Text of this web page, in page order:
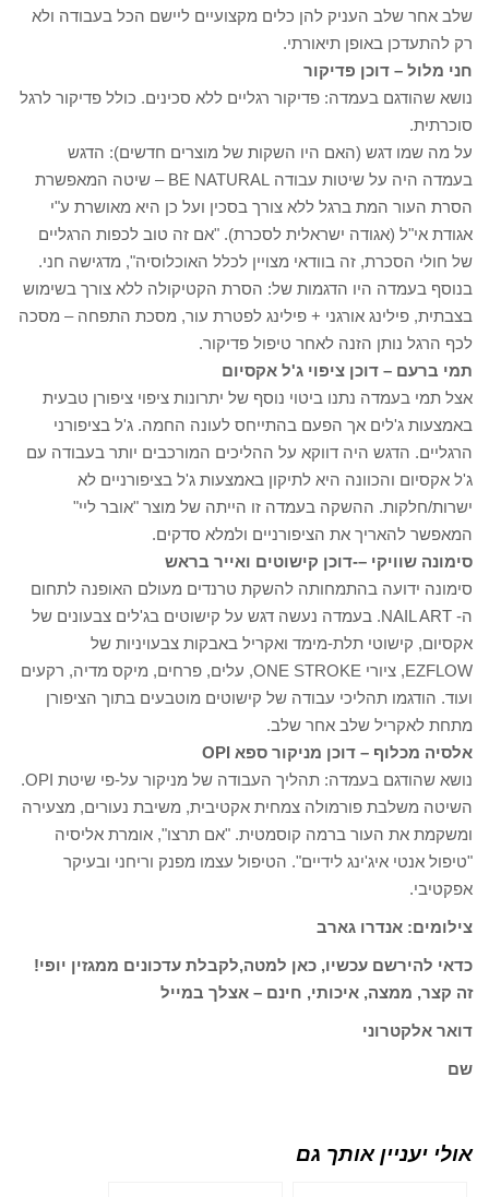
שלב אחר שלב העניק להן כלים מקצועיים ליישם הכל בעבודה ולא
רק להתעדכן באופן תיאורתי.
חני מלול – דוכן פדיקור
נושא שהודגם בעמדה: פדיקור רגליים ללא סכינים. כולל פדיקור לרגל
סוכרתית.
על מה שמו דגש (האם היו השקות של מוצרים חדשים): הדגש
בעמדה היה על שיטות עבודה BE NATURAL – שיטה המאפשרת
הסרת העור המת ברגל ללא צורך בסכין ועל כן היא מאושרת ע"י
אגודת אי"ל (אגודה ישראלית לסכרת). "אם זה טוב לכפות הרגליים
של חולי הסכרת, זה בוודאי מצויין לכלל האוכלוסיה", מדגישה חני.
בנוסף בעמדה היו הדגמות של: הסרת הקטיקולה ללא צורך בשימוש
בצבתית, פילינג אורגני + פילינג לפטרת עור, מסכת התפחה – מסכה
לכף הרגל נותן הזנה לאחר טיפול פדיקור.
תמי ברעם – דוכן ציפוי ג'ל אקסיום
אצל תמי בעמדה נתנו ביטוי נוסף של יתרונות ציפוי ציפורן טבעית
באמצעות ג'לים אך הפעם בהתייחס לעונה החמה. ג'ל בציפורני
הרגליים. הדגש היה דווקא על ההליכים המורכבים יותר בעבודה עם
ג'ל אקסיום והכוונה היא לתיקון באמצעות ג'ל בציפורניים לא
ישרות/חלקות. ההשקה בעמדה זו הייתה של מוצר "אובר ליי"
המאפשר להאריך את הציפורניים ולמלא סדקים.
סימונה שוויקי –-דוכן קישוטים ואייר בראש
סימונה ידועה בהתמחותה להשקת טרנדים מעולם האופנה לתחום
ה- NAIL ART. בעמדה נעשה דגש על קישוטים בג'לים צבעונים של
אקסיום, קישוטי תלת-מימד ואקריל באבקות צבעויניות של
EZFLOW, ציורי ONE STROKE, עלים, פרחים, מיקס מדיה, רקעים
ועוד. הודגמו תהליכי עבודה של קישוטים מוטבעים בתוך הציפורן
מתחת לאקריל שלב אחר שלב.
אלסיה מכלוף – דוכן מניקור ספא OPI
נושא שהודגם בעמדה: תהליך העבודה של מניקור על-פי שיטת OPI.
השיטה משלבת פורמולה צמחית אקטיבית, משיבת נעורים, מצעירה
ומשקמת את העור ברמה קוסמטית. "אם תרצו", אומרת אליסיה
"טיפול אנטי איג'ינג לידיים". הטיפול עצמו מפנק וריחני ובעיקר
אפקטיבי.
צילומים: אנדרו גארב
כדאי להירשם עכשיו, כאן למטה,לקבלת עדכונים ממגזין יופי!
זה קצר, ממצה, איכותי, חינם – אצלך במייל
דואר אלקטרוני
שם
אולי יעניין אותך גם